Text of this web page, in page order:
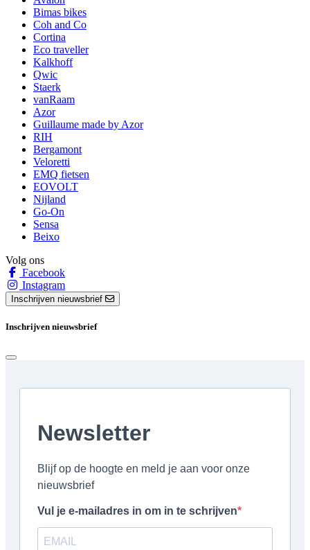
Bimas bikes
Coh and Co
Cortina
Eco traveller
Kalkhoff
Qwic
Staerk
vanRaam
Azor
Guillaume made by Azor
RIH
Bergamont
Veloretti
EMQ fietsen
EOVOLT
Nijland
Go-On
Sensa
Beixo
Volg ons
Facebook
Instagram
Inschrijven nieuwsbrief
Inschrijven nieuwsbrief